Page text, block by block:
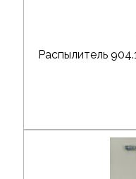
Распылитель